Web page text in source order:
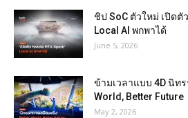
ชิป SoC ตัวใหม่ เปิดตั
Local AI พกพาได้
June 5, 2026
ข้ามเวลาแบบ 4D นิท
World, Better Future
May 2, 2026